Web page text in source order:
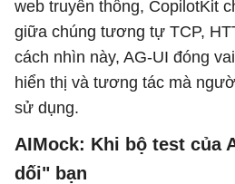
web truyền thống, CopilotKit
giữa chúng tương tự TCP,
cách nhìn này, AG-UI đóng
hiển thị và tương tác mà
sử dụng.
AIMock: Khi bộ test của
dối" bạn